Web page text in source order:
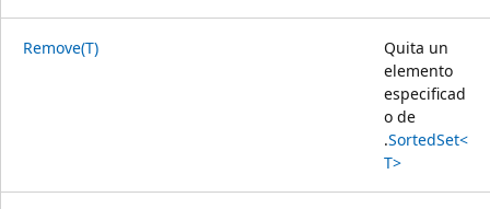
Remove(T)
Quita un
elemento
especificad
o de
.SortedSet<
T>